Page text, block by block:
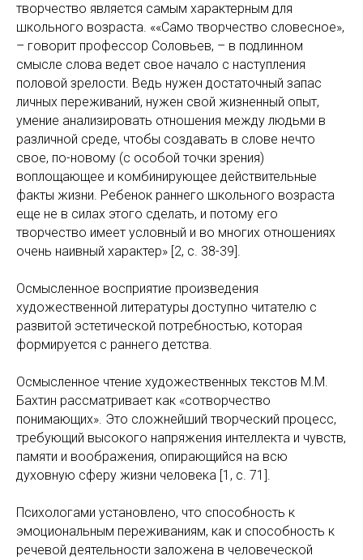
творчество является самым характерным для
школьного возраста. ««Само творчество словесное»,
– говорит профессор Соловьев, – в подлинном
смысле слова ведет свое начало с наступления
половой зрелости. Ведь нужен достаточный запас
личных переживаний, нужен свой жизненный опыт,
умение анализировать отношения между людьми в
различной среде, чтобы создавать в слове нечто
свое, по-новому (с особой точки зрения)
воплощающее и комбинирующее действительные
факты жизни. Ребенок раннего школьного возраста
еще не в силах этого сделать, и потому его
творчество имеет условный и во многих отношениях
очень наивный характер» [2, с. 38-39].
Осмысленное восприятие произведения
художественной литературы доступно читателю с
развитой эстетической потребностью, которая
формируется с раннего детства.
Осмысленное чтение художественных текстов М.М.
Бахтин рассматривает как «сотворчество
понимающих». Это сложнейший творческий процесс,
требующий высокого напряжения интеллекта и чувств,
памяти и воображения, опирающийся на всю
духовную сферу жизни человека [1, с. 71].
Психологами установлено, что способность к
эмоциональным переживаниям, как и способность к
речевой деятельности заложена в человеческой